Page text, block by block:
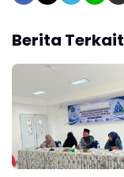
Berita Terkait